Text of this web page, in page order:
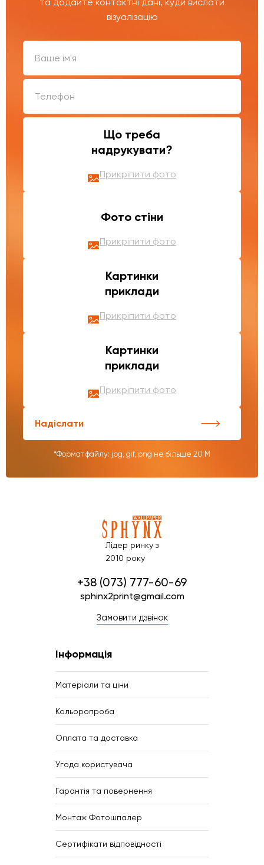
візуалізацію
Що треба
надрукувати?
Прикріпити фото
Фото стіни
Прикріпити фото
Картинки
приклади
Прикріпити фото
Картинки
приклади
Прикріпити фото
Надіслати
*Формат файлу: jpg, gif, png не більше 20 М
Лідер ринку з
2010 року
+38 (073) 777-60-69
sphinx2print@gmail.com
Замовити дзвінок
Інформація
Матеріали та ціни
Кольоропроба
Оплата та доставка
Угода користувача
Гарантія та повернення
Монтаж Фотошпалер
Сертифікати відповідності